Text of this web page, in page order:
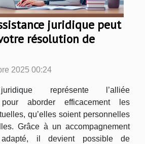
juridique peut
résolution de
2025 00:24
juridique représente l’alliée
pour aborder efficacement les
qu’elles soient personnelles
Grâce à un accompagnement
il devient possible de